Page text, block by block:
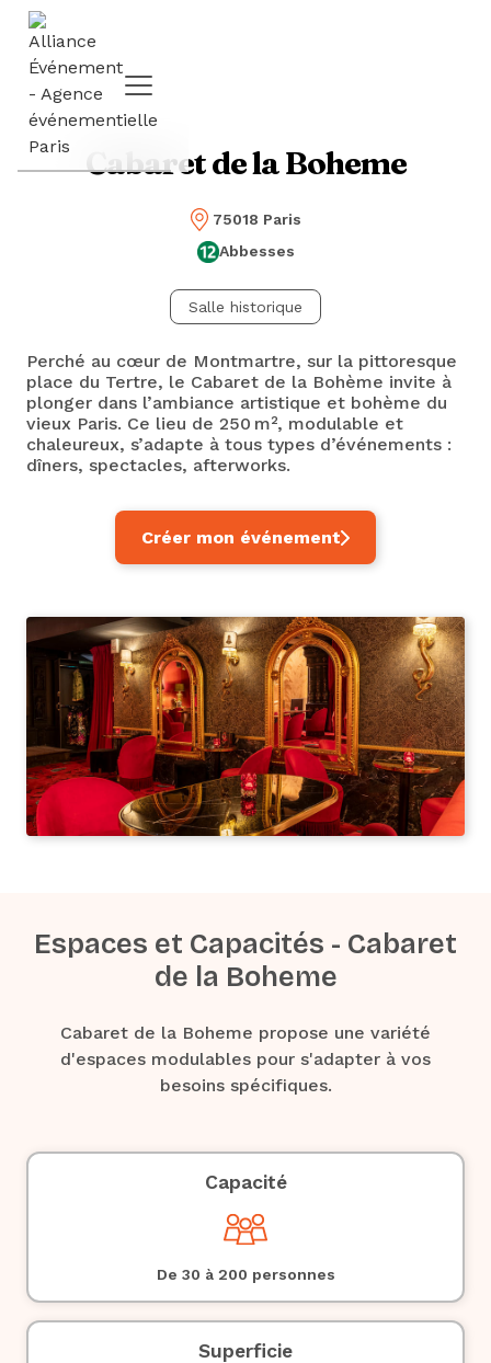
Cabaret de la Boheme
75018 Paris
Abbesses
Salle historique
Perché au cœur de Montmartre, sur la pittoresque
place du Tertre, le Cabaret de la Bohème invite à
plonger dans l’ambiance artistique et bohème du
vieux Paris. Ce lieu de 250 m², modulable et
chaleureux, s’adapte à tous types d’événements :
dîners, spectacles, afterworks.
Créer mon événement
Espaces et Capacités - Cabaret
de la Boheme
Cabaret de la Boheme propose une variété
d'espaces modulables pour s'adapter à vos
besoins spécifiques.
Capacité
De 30 à 200 personnes
Superficie